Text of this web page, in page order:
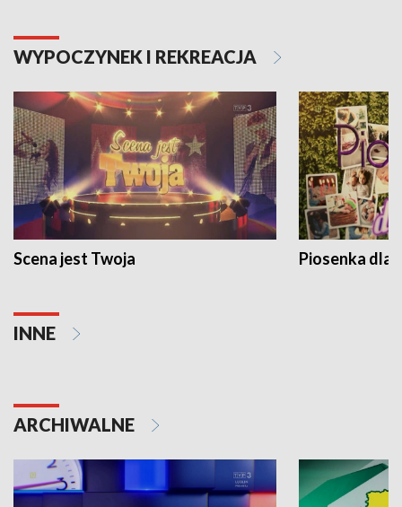
WYPOCZYNEK I REKREACJA
Scena jest Twoja Piosenka dla
INNE
ARCHIWALNE